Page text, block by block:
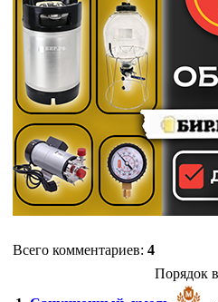
Всего комментариев: 4
Порядок